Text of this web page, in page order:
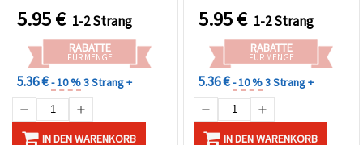
Scheibe 6x1 mm, Loch 1
mm, Strang ca. 320 Stk.
5.95€ 1-2 Strang
RABATTE
FÜR MENGE
5.36 €- 10 %3 Strang +
IN DEN WARENKORB
Loch 1 mm, ganzer
Strang ~320 Stk. für
Schmuckherstellung &
DIY Basteln
5.95€ 1-2 Strang
RABATTE
FÜR MENGE
5.36 €- 10 %3 Strang +
IN DEN WARENKORB